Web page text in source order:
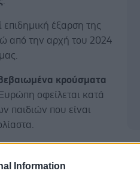
Information
έξαρση της
από την αρχή του 2024
κρούσματα
οφείλεται κατά
παιδιών που είναι